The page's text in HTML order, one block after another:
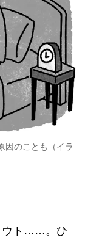
因のことも（イラ
ウト……。ひ